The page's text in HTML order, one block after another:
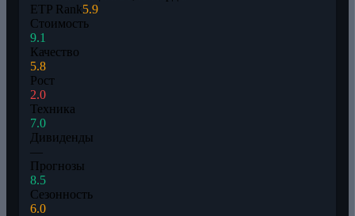
ETP Rank5.9
Стоимость
9.1
Качество
5.8
Рост
2.0
Техника
7.0
Дивиденды
—
Прогнозы
8.5
Сезонность
6.0